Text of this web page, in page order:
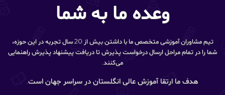
وعده ما به شما
تیم مشاوران آموزشی متخصص ما با داشتن بیش از 20 سال تجربه در این حوزه،
شما را در تمام مراحل ارسال درخواست پذیرش تا دریافت پیشنهاد پذیرش راهنمایی
می‌کنند.
هدف ما ارتقا آموزش عالی انگلستان در سراسر جهان است.